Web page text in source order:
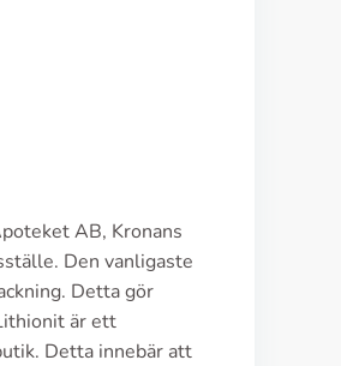
AB, Kronans
Den vanligaste
Detta gör
är ett
Detta innebär att